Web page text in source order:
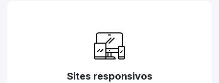
Sites responsivos